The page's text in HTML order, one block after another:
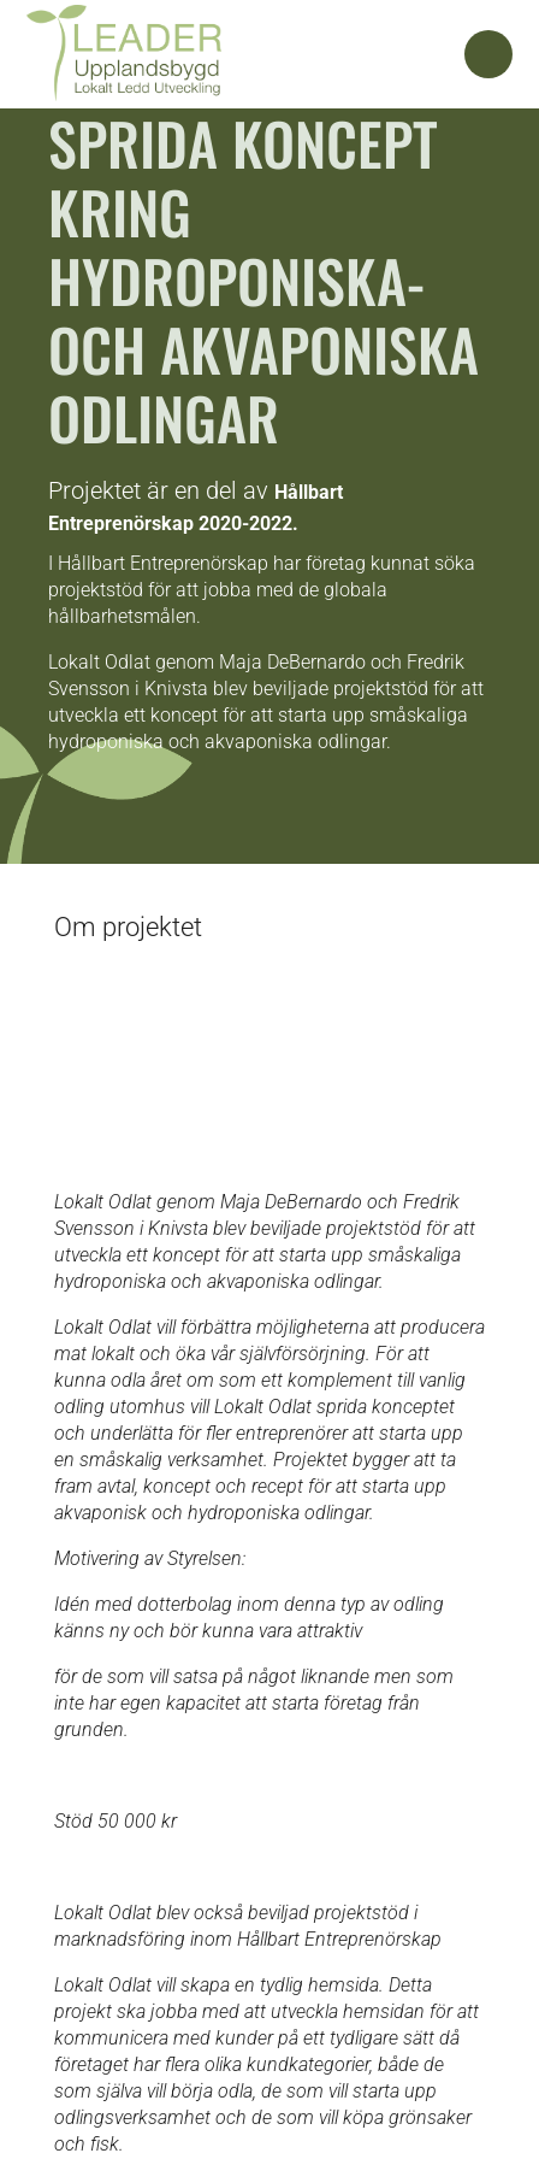
SPRIDA KONCEPT
KRING
HYDROPONISKA-
OCH AKVAPONISKA
ODLINGAR
Projektet är en del av Hållbart
Entreprenörskap 2020-2022.
I Hållbart Entreprenörskap har företag kunnat söka
projektstöd för att jobba med de globala
hållbarhetsmålen.
Lokalt Odlat genom Maja DeBernardo och Fredrik
Svensson i Knivsta blev beviljade projektstöd för att
utveckla ett koncept för att starta upp småskaliga
hydroponiska och akvaponiska odlingar.
Om projektet
Lokalt Odlat genom Maja DeBernardo och Fredrik
Svensson i Knivsta blev beviljade projektstöd för att
utveckla ett koncept för att starta upp småskaliga
hydroponiska och akvaponiska odlingar.
Lokalt Odlat vill förbättra möjligheterna att producera
mat lokalt och öka vår självförsörjning. För att
kunna odla året om som ett komplement till vanlig
odling utomhus vill Lokalt Odlat sprida konceptet
och underlätta för fler entreprenörer att starta upp
en småskalig verksamhet. Projektet bygger att ta
fram avtal, koncept och recept för att starta upp
akvaponisk och hydroponiska odlingar.
Motivering av Styrelsen:
Idén med dotterbolag inom denna typ av odling
känns ny och bör kunna vara attraktiv
för de som vill satsa på något liknande men som
inte har egen kapacitet att starta företag från
grunden.
Stöd 50 000 kr
Lokalt Odlat blev också beviljad projektstöd i
marknadsföring inom Hållbart Entreprenörskap
Lokalt Odlat vill skapa en tydlig hemsida. Detta
projekt ska jobba med att utveckla hemsidan för att
kommunicera med kunder på ett tydligare sätt då
företaget har flera olika kundkategorier, både de
som själva vill börja odla, de som vill starta upp
odlingsverksamhet och de som vill köpa grönsaker
och fisk.